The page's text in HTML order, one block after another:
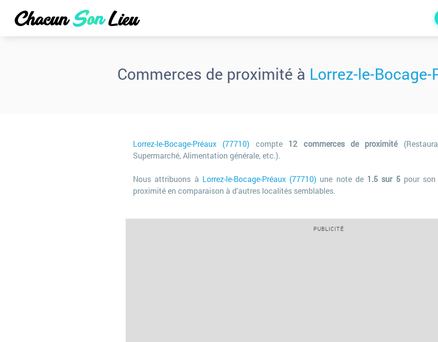
Commerces de proximité à Lorrez-le-
Lorrez-le-Bocage-Préaux (77710) compte 12 commerces de proximité
Supermarché, Alimentation générale, etc.).
Nous attribuons à Lorrez-le-Bocage-Préaux (77710) une note de 1.5 sur 5pour son
proximité en comparaison à d'autres localités semblables.
PUBLICITÉ